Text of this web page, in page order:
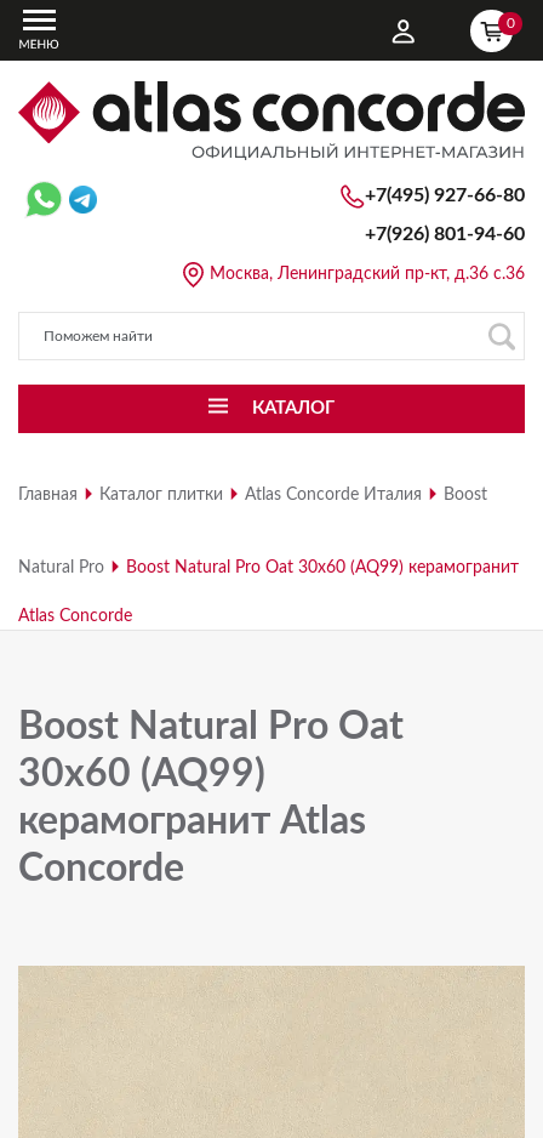
0
Москва, Ленинградский пр-кт, д.36 с.36
КАТАЛОГ
+7(495) 927-66-80
+7(926) 801-94-60
Главная Каталог плитки Atlas Concorde Италия Boost
Natural Pro Boost Natural Pro Oat 30x60 (AQ99) керамогранит
Atlas Concorde
Boost Natural Pro Oat
30x60 (AQ99)
керамогранит Atlas
Concorde